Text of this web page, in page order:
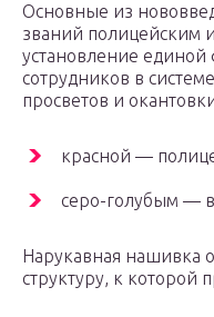
Основные из
званий полицейским
установление
сотрудников в
просветов и
красной —
серо-голубым —
Нарукавная нашивка
структуру, к которой